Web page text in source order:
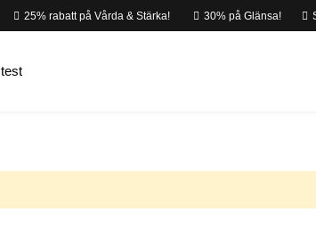
25% rabatt på Vårda & Stärka! 30% på Glänsa!